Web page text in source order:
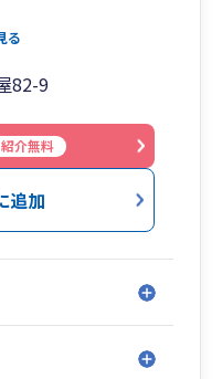
でなく、福岡県、
、小回りが出来
る
82-9
紹介無料
追加